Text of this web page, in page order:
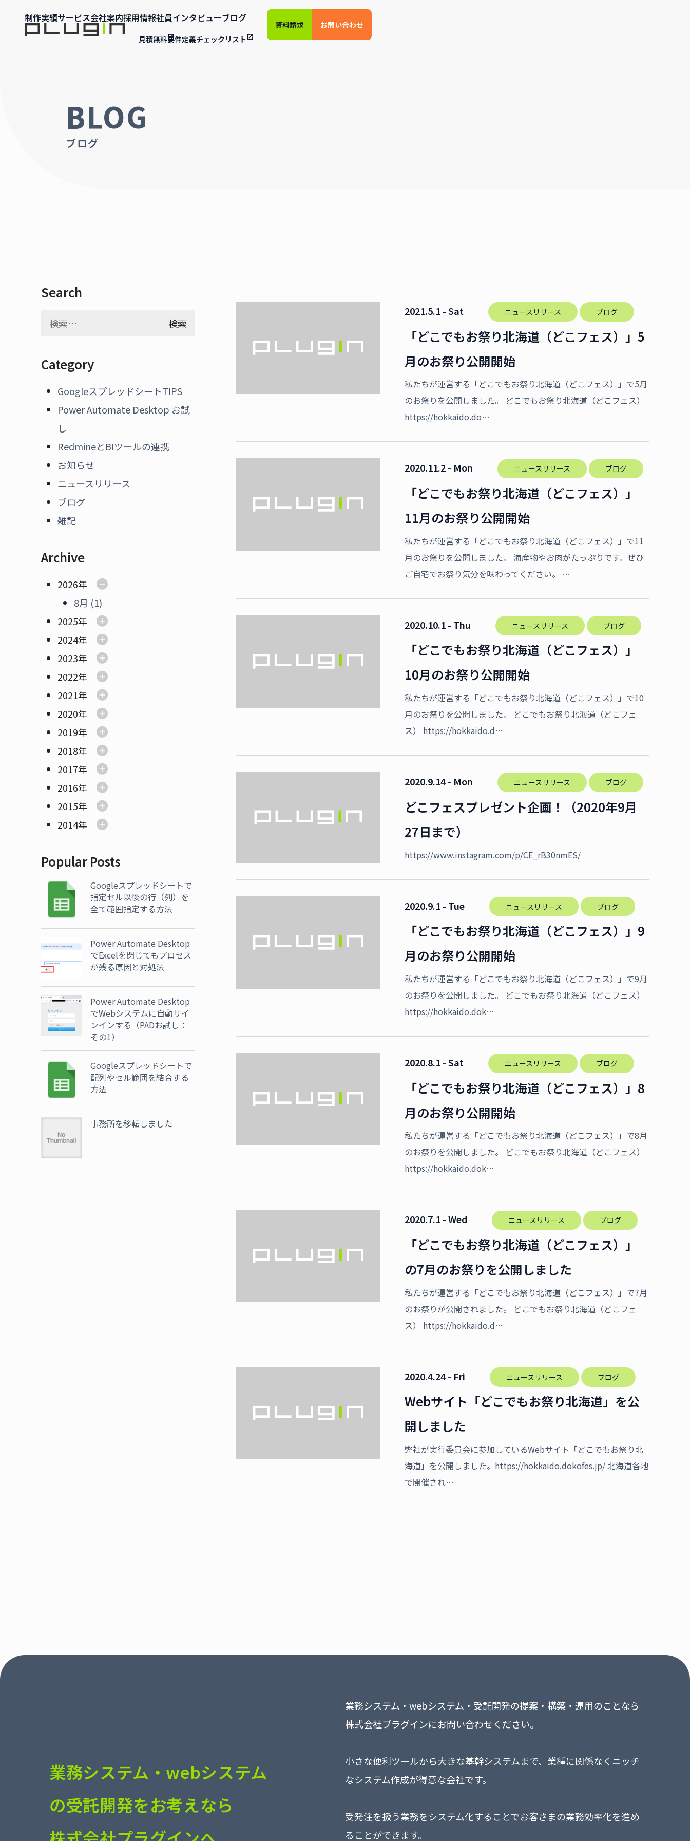
制作実績サービス会社案内採用情報社員インタビューブログ
見積無料要件定義チェックリスト
資料請求 お問い合わせ
BLOG
ブログ
Search
Category
GoogleスプレッドシートTIPS
Power Automate Desktop お試
し
RedmineとBIツールの連携
お知らせ
ニュースリリース
ブログ
雑記
Archive
2026年
8月 (1)
2025年
2024年
2023年
2022年
2021年
2020年
2019年
2018年
2017年
2016年
2015年
2014年
Popular Posts
Googleスプレッドシートで
指定セル以後の行（列）を
全て範囲指定する方法
Power Automate Desktop
でExcelを閉じてもプロセス
が残る原因と対処法
Power Automate Desktop
でWebシステムに自動サイ
ンインする（PADお試し：
その1）
Googleスプレッドシートで
配列やセル範囲を結合する
方法
事務所を移転しました
2021.5.1 - Sat ニュースリリース ブログ
「どこでもお祭り北海道（どこフェス）」5
月のお祭り公開開始
私たちが運営する「どこでもお祭り北海道（どこフェス）」で5月
のお祭りを公開しました。 どこでもお祭り北海道（どこフェス）
https://hokkaido.do…
2020.11.2 - Mon ニュースリリース ブログ
「どこでもお祭り北海道（どこフェス）」
11月のお祭り公開開始
私たちが運営する「どこでもお祭り北海道（どこフェス）」で11
月のお祭りを公開しました。 海産物やお肉がたっぷりです。ぜひ
ご自宅でお祭り気分を味わってください。 …
2020.10.1 - Thu ニュースリリース ブログ
「どこでもお祭り北海道（どこフェス）」
10月のお祭り公開開始
私たちが運営する「どこでもお祭り北海道（どこフェス）」で10
月のお祭りを公開しました。 どこでもお祭り北海道（どこフェ
ス） https://hokkaido.d…
2020.9.14 - Mon ニュースリリース ブログ
どこフェスプレゼント企画！（2020年9月
27日まで）
https://www.instagram.com/p/CE_rB30nmES/
2020.9.1 - Tue ニュースリリース ブログ
「どこでもお祭り北海道（どこフェス）」9
月のお祭り公開開始
私たちが運営する「どこでもお祭り北海道（どこフェス）」で9月
のお祭りを公開しました。 どこでもお祭り北海道（どこフェス）
https://hokkaido.dok…
2020.8.1 - Sat ニュースリリース ブログ
「どこでもお祭り北海道（どこフェス）」8
月のお祭り公開開始
私たちが運営する「どこでもお祭り北海道（どこフェス）」で8月
のお祭りを公開しました。 どこでもお祭り北海道（どこフェス）
https://hokkaido.dok…
2020.7.1 - Wed ニュースリリース ブログ
「どこでもお祭り北海道（どこフェス）」
の7月のお祭りを公開しました
私たちが運営する「どこでもお祭り北海道（どこフェス）」で7月
のお祭りが公開されました。 どこでもお祭り北海道（どこフェ
ス） https://hokkaido.d…
2020.4.24 - Fri ニュースリリース ブログ
Webサイト「どこでもお祭り北海道」を公
開しました
弊社が実行委員会に参加しているWebサイト「どこでもお祭り北
海道」を公開しました。https://hokkaido.dokofes.jp/ 北海道各地
で開催され…
業務システム・webシステム
の受託開発をお考えなら
業務システム・webシステム・受託開発の提案・構築・運用のことなら
株式会社プラグインにお問い合わせください。
小さな便利ツールから大きな基幹システムまで、業種に関係なくニッチ
なシステム作成が得意な会社です。
受発注を扱う業務をシステム化することでお客さまの業務効率化を進め
ることができます。